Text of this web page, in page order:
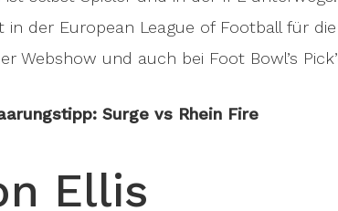
in der European League of Football für
Webshow und auch bei Foot Bowl’s
Surge vs Rhein Fire
Ellis